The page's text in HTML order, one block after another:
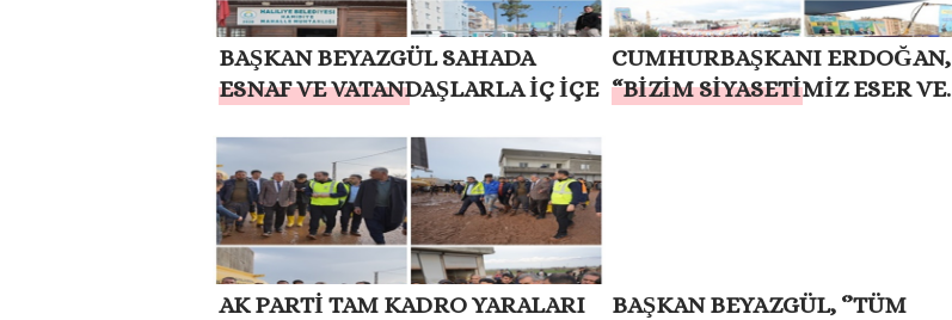
BAŞKAN BEYAZGÜL SAHADA
ESNAF VE VATANDAŞLARLA İÇ İÇE
CUMHURBAŞKANI ERDOĞAN,
“BİZİM SİYASETİMİZ ESER VE
AK PARTİ TAM KADRO YARALARI
BAŞKAN BEYAZGÜL, ‘’TÜM